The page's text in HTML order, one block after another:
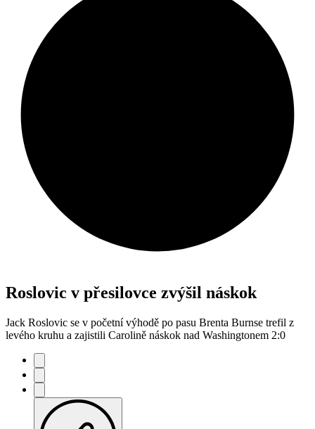
Roslovic v přesilovce zvýšil náskok
Jack Roslovic se v početní výhodě po pasu Brenta Burnse trefil z
levého kruhu a zajistili Carolině náskok nad Washingtonem 2:0